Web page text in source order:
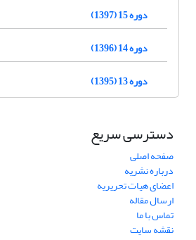
دوره 15 (1397)
دوره 14 (1396)
دوره 13 (1395)
دسترسی سریع
صفحه اصلی
درباره نشریه
اعضای هیات تحریریه
ارسال مقاله
تماس با ما
نقشه سایت